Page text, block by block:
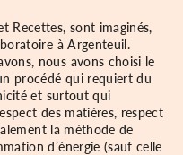
Recettes, sont imaginés,
à Argenteuil.
nous avons choisi le
procédé qui requiert du
et surtout qui
des matières, respect
la méthode de
d’énergie (sauf celle